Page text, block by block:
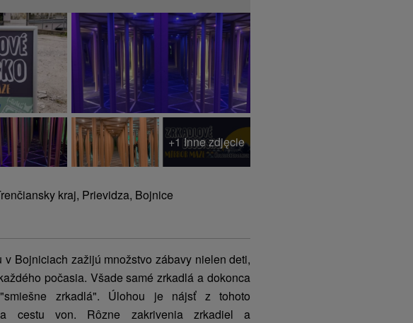
+1 Inne zdjęcie
kraj, Prievidza, Bojnice
Bojniciach zažijú množstvo zábavy nielen deti,
počasia. Všade samé zrkadlá a dokonca
zrkadlá". Úlohou je nájsť z tohoto
cestu von. Rôzne zakrivenia zrkadiel a